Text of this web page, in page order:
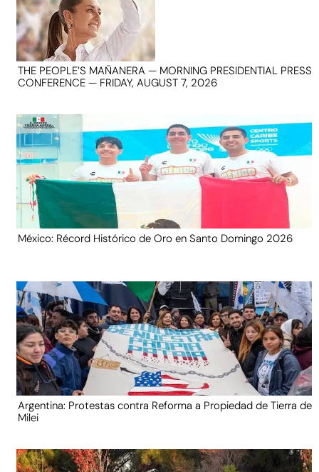
THE PEOPLE’S MAÑANERA — MORNING PRESIDENTIAL PRESS
CONFERENCE — FRIDAY, AUGUST 7, 2026
México: Récord Histórico de Oro en Santo Domingo 2026
Argentina: Protestas contra Reforma a Propiedad de Tierra de
Milei